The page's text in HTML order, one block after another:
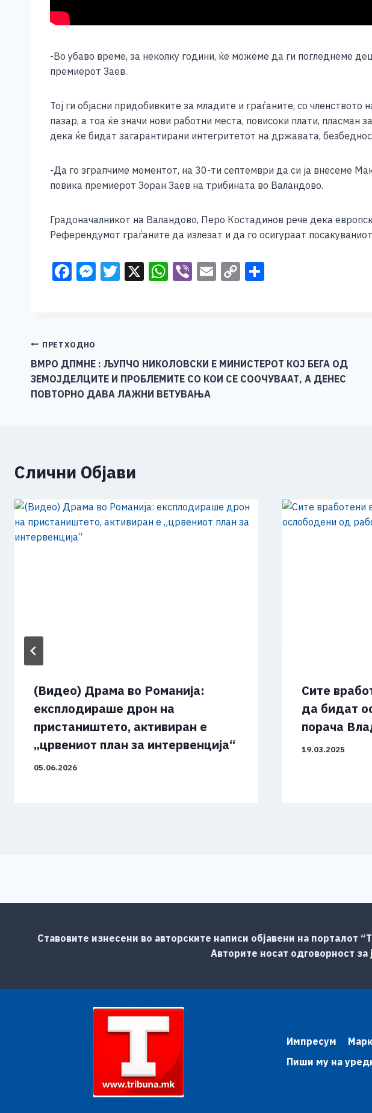
-Во убаво време, за неколку години, ќе можеме да ги погледнеме
премиерот Заев.
Тој ги објасни придобивките за младите и граѓаните, со
пазар, а тоа ќе значи нови работни места, повисоки плати,
дека ќе бидат загарантирани интегритетот на државата,
-Да го зграпчиме моментот, на 30-ти септември да си ја внесеме
повика премиерот Зоран Заев на трибината во Валандово.
Градоначалникот на Валандово, Перо Костадинов рече дека
Референдумот граѓаните да излезат и да го осигураат
F
b
o
o
k
M
g
er
T X W
p
p
Vi E C
n
k
Навигација
на
напис
ПРЕТХОДНО
ВМРО ДПМНЕ : ЉУПЧО НИКОЛОВСКИ Е МИНИСТЕРОТ КОЈ БЕГА ОД
ЗЕМОЈДЕЛЦИТЕ И ПРОБЛЕМИТЕ СО КОИ СЕ СООЧУВААТ, А ДЕНЕС
ПОВТОРНО ДАВА ЛАЖНИ ВЕТУВАЊА
Слични Објави
(Видео) Драма во Романија:
експлодираше дрон на
пристаништето, активиран е
„црвениот план за интервенција“
05.06.2026
Сите
да бидат
порача
19.03.2025
Ставовите изнесени во авторските написи објавени на порталот
Авторите носат одговорност
Импресум
Пиши му на